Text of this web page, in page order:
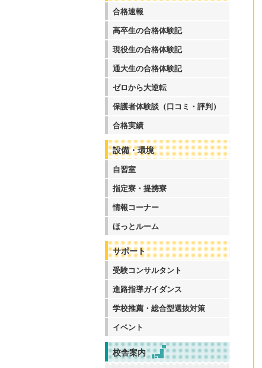
合格速報
高卒生の合格体験記
現役生の合格体験記
通大生の合格体験記
ゼロから大逆転
保護者体験談（口コミ・評判）
合格実績
設備・環境
自習室
指定寮・提携寮
情報コーナー
ほっとルーム
サポート
受験コンサルタント
進路指導ガイダンス
学校推薦・総合型選抜対策
イベント
校舎案内